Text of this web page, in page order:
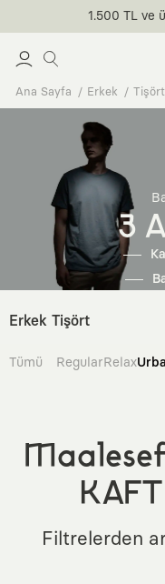
1.500 TL ve
Ana Sayfa Erkek Tişört
3
Erkek Tişört
Tümü RegularRelax
Filtrelerden